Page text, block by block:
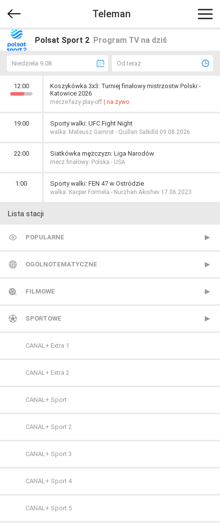
Teleman
Polsat Sport 2 Program TV na dziś
Niedziela 9.08 Od teraz
12:00
Koszykówka 3x3: Turniej finałowy mistrzostw Polski -
Katowice 2026
mecze fazy play-off | na żywo
19:00 Sporty walki: UFC Fight Night
walka: Mateusz Gamrot - Quillan Salkilld 09.08.2026
22:00 Siatkówka mężczyzn: Liga Narodów
mecz finałowy: Polska - USA
1:00 Sporty walki: FEN 47 w Ostródzie
walka: Kacper Formela - Nurzhan Akishev 17.06.2023
Lista stacji
POPULARNE
TVP 1
TVP 2
Polsat
TVN
OGÓLNOTEMATYCZNE
Metro TV
Nowa TV
Polonia 1
Polsat 2
Super Polsat
Tele 5
TV 4
TV 6
TV Puls
FILMOWE
13 Ulica
ale kino+
AMC
Antena HD
AXN
AXN Black
AXN Spin
AXN White
SPORTOWE
CANAL+ Extra 1
CANAL+ Extra 2
CANAL+ Sport
CANAL+ Sport 2
CANAL+ Sport 3
CANAL+ Sport 4
CANAL+ Sport 5